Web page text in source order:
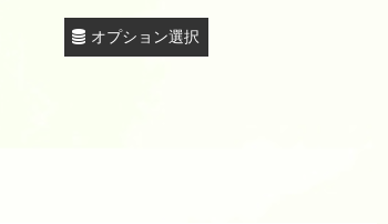
オプション選択